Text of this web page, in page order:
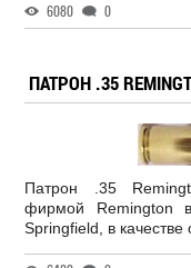
6080 0
ПАТРОН .35
Патрон .35
фирмой Remington
Springfield, в качестве